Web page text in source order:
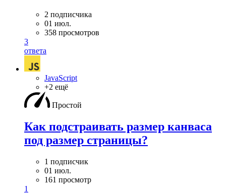
2 подписчика
01 июл.
358 просмотров
3
ответа
JavaScript
+2 ещё
Простой
Как подстраивать размер канваса
под размер страницы?
1 подписчик
01 июл.
161 просмотр
1